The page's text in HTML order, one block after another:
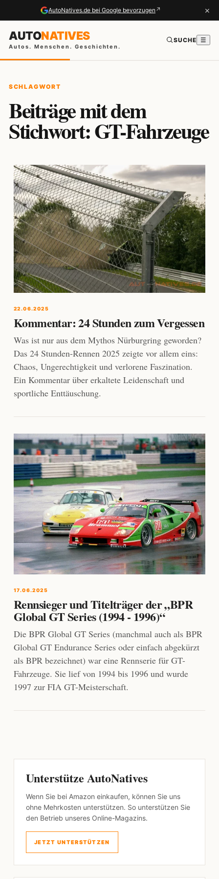
AutoNatives.de bei Google bevorzugen ↗ ×
AUTONATIVES
Autos. Menschen. Geschichten.
SUCHE ☰
SCHLAGWORT
Beiträge mit dem
Stichwort: GT-Fahrzeuge
22.06.2025
Kommentar: 24 Stunden zum Vergessen
Was ist nur aus dem Mythos Nürburgring geworden?
Das 24 Stunden-Rennen 2025 zeigte vor allem eins:
Chaos, Ungerechtigkeit und verlorene Faszination.
Ein Kommentar über erkaltete Leidenschaft und
sportliche Enttäuschung.
17.06.2025
Rennsieger und Titelträger der „BPR
Global GT Series (1994 - 1996)“
Die BPR Global GT Series (manchmal auch als BPR
Global GT Endurance Series oder einfach abgekürzt
als BPR bezeichnet) war eine Rennserie für GT-
Fahrzeuge. Sie lief von 1994 bis 1996 und wurde
1997 zur FIA GT-Meisterschaft.
Unterstütze AutoNatives
Wenn Sie bei Amazon einkaufen, können Sie uns
ohne Mehrkosten unterstützen. So unterstützen Sie
den Betrieb unseres Online-Magazins.
JETZT UNTERSTÜTZEN